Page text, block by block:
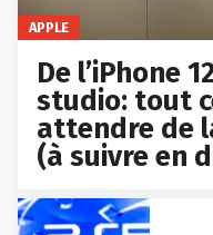
APPLE
De l’iPhone
studio: tout
attendre de
(à suivre en